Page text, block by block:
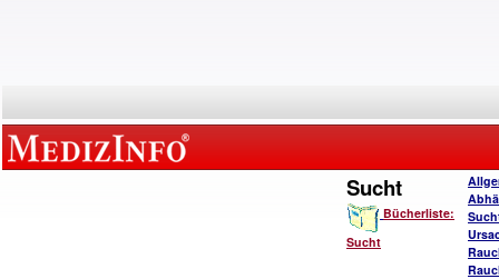
Sucht
Bücherliste:
Sucht